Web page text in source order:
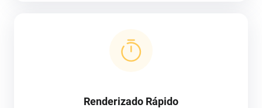
Renderizado Rápido